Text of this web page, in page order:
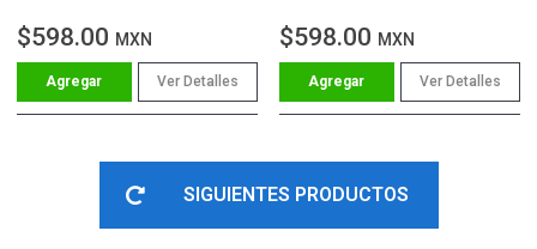
$598.00 MXN
Ver Detalles
$598.00 MXN
Ver Detalles
SIGUIENTES PRODUCTOS